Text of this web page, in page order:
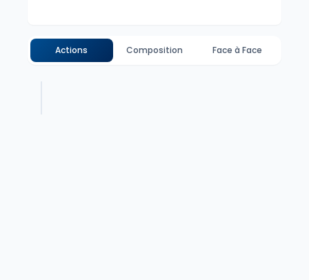
Actions Composition Face à Face